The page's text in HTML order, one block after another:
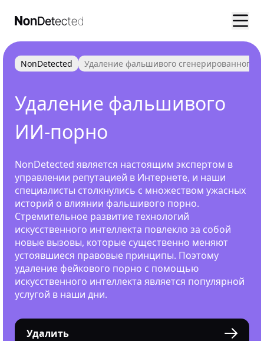
NonDetected Удаление фальшивого сгенерированного
Удаление фальшивого
ИИ-порно
NonDetected является настоящим экспертом в
управлении репутацией в Интернете, и наши
специалисты столкнулись с множеством ужасных
историй о влиянии фальшивого порно.
Стремительное развитие технологий
искусственного интеллекта повлекло за собой
новые вызовы, которые существенно меняют
устоявшиеся правовые принципы. Поэтому
удаление фейкового порно с помощью
искусственного интеллекта является популярной
услугой в наши дни.
Удалить